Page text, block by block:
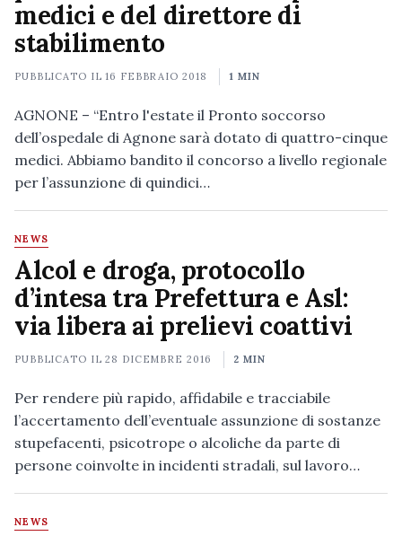
medici e del direttore di
stabilimento
PUBBLICATO IL16 FEBBRAIO 2018 1 MIN
AGNONE – “Entro l'estate il Pronto soccorso
dell’ospedale di Agnone sarà dotato di quattro-cinque
medici. Abbiamo bandito il concorso a livello regionale
per l’assunzione di quindici…
NEWS
Alcol e droga, protocollo
d’intesa tra Prefettura e Asl:
via libera ai prelievi coattivi
PUBBLICATO IL28 DICEMBRE 2016 2 MIN
Per rendere più rapido, affidabile e tracciabile
l’accertamento dell’eventuale assunzione di sostanze
stupefacenti, psicotrope o alcoliche da parte di
persone coinvolte in incidenti stradali, sul lavoro…
NEWS